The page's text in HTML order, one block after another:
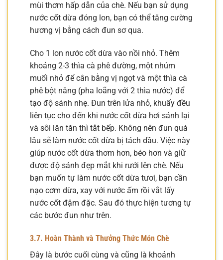
mùi thơm hấp dẫn của chè. Nếu bạn sử dụng
nước cốt dừa đóng lon, bạn có thể tăng cường
hương vị bằng cách đun sơ qua.
Cho 1 lon nước cốt dừa vào nồi nhỏ. Thêm
khoảng 2-3 thìa cà phê đường, một nhúm
muối nhỏ để cân bằng vị ngọt và một thìa cà
phê bột năng (pha loãng với 2 thìa nước) để
tạo độ sánh nhẹ. Đun trên lửa nhỏ, khuấy đều
liên tục cho đến khi nước cốt dừa hơi sánh lại
và sôi lăn tăn thì tắt bếp. Không nên đun quá
lâu sẽ làm nước cốt dừa bị tách dầu. Việc này
giúp nước cốt dừa thơm hơn, béo hơn và giữ
được độ sánh đẹp mắt khi rưới lên chè. Nếu
bạn muốn tự làm nước cốt dừa tươi, bạn cần
nạo cơm dừa, xay với nước ấm rồi vắt lấy
nước cốt đậm đặc. Sau đó thực hiện tương tự
các bước đun như trên.
3.7. Hoàn Thành và Thưởng Thức Món Chè
Đây là bước cuối cùng và cũng là khoảnh